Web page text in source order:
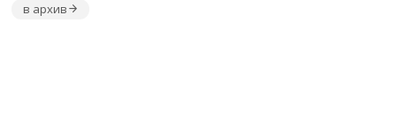
в архив